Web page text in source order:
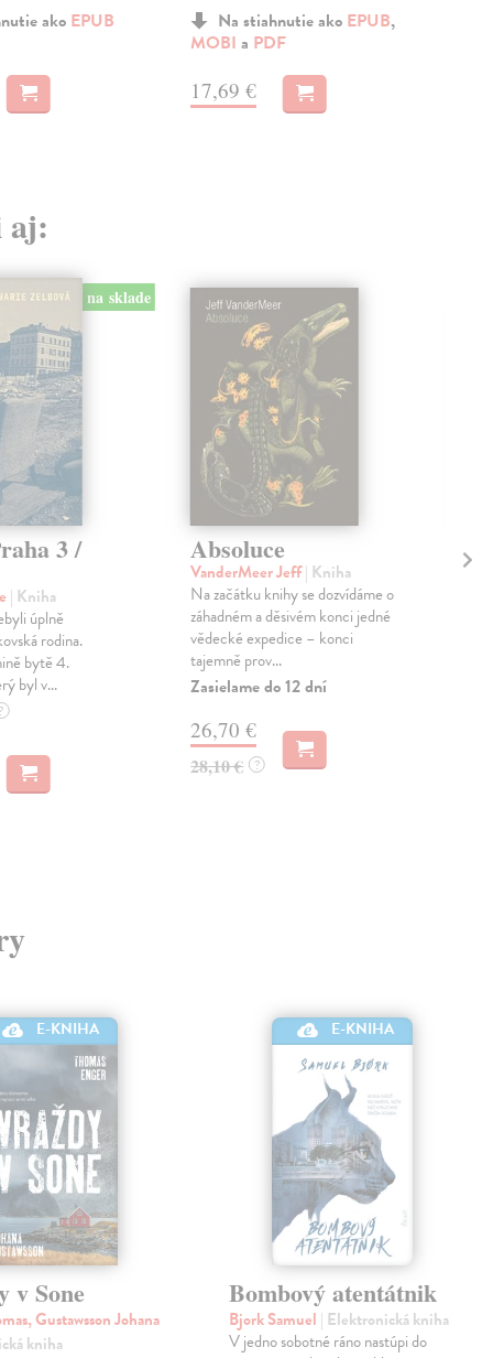
ako EPUB
Na stiahnutie ako EPUB,
MOBI a PDF
17,69 €
aj:
na sklade
3 /
| Kniha
úplně
rodina.
bytě 4.
byl v...
Absoluce
VanderMeer Jeff| Kniha
Na začátku knihy se dozvídáme o
záhadném a děsivém konci jedné
vědecké expedice – konci
tajemně prov...
Zasielame do 12 dní
26,70 €
28,10 € ?
E-KNIHA
v Sone
Gustawsson Johana
kniha
E-KNIHA
Bombový atentátnik
Bjork Samuel | Elektronická kniha
V jedno sobotné ráno nastúpi do